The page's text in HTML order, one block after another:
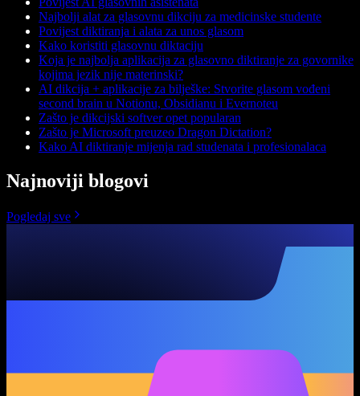
Najbolji alat za glasovnu dikciju za medicinske studente
Povijest diktiranja i alata za unos glasom
Kako koristiti glasovnu diktaciju
Koja je najbolja aplikacija za glasovno diktiranje za govornike
kojima jezik nije materinski?
AI dikcija + aplikacije za bilješke: Stvorite glasom vođeni
second brain u Notionu, Obsidianu i Evernoteu
Zašto je dikcijski softver opet popularan
Zašto je Microsoft preuzeo Dragon Dictation?
Kako AI diktiranje mijenja rad studenata i profesionalaca
Najnoviji blogovi
Pogledaj sve